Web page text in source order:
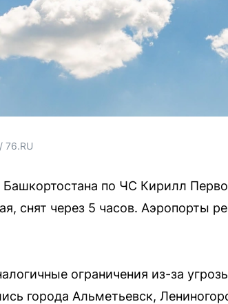
76.RU
Башкортостана по ЧС Кирилл
снят через 5 часов. Аэропорты
ограничения из-за
города Альметьевск,